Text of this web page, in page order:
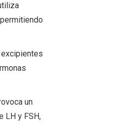
un
LH y FSH,